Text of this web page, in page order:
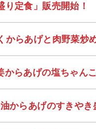
定食」販売開始！
らあげと肉野菜炒
らあげの塩ちゃん
からあげのすきやき